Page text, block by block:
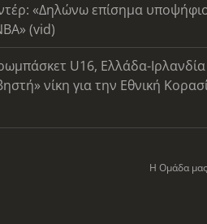
«Δηλώνω επίσημα
(vid)
U16, Ελλάδα-
νίκη για την Εθνική
Η Ομάδα μας